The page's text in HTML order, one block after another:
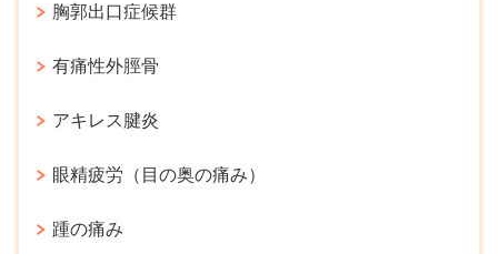
胸郭出口症候群
有痛性外脛骨
アキレス腱炎
眼精疲労（目の奥の痛み）
踵の痛み